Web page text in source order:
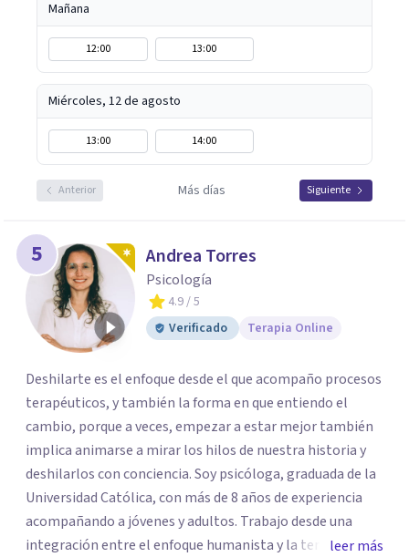
Mañana
12:00 13:00
Miércoles, 12 de agosto
13:00 14:00
Anterior Más días Siguiente
5 Andrea Torres
Psicología
4.9/ 5
Verificado
Terapia Online
Deshilarte es el enfoque desde el que acompaño procesos
terapéuticos, y también la forma en que entiendo el
cambio, porque a veces, empezar a estar mejor también
implica animarse a mirar los hilos de nuestra historia y
deshilarlos con conciencia. Soy psicóloga, graduada de la
Universidad Católica, con más de 8 años de experiencia
acompañando a jóvenes y adultos. Trabajo desde una
integración entre el enfoque humanista y la terapialeer más